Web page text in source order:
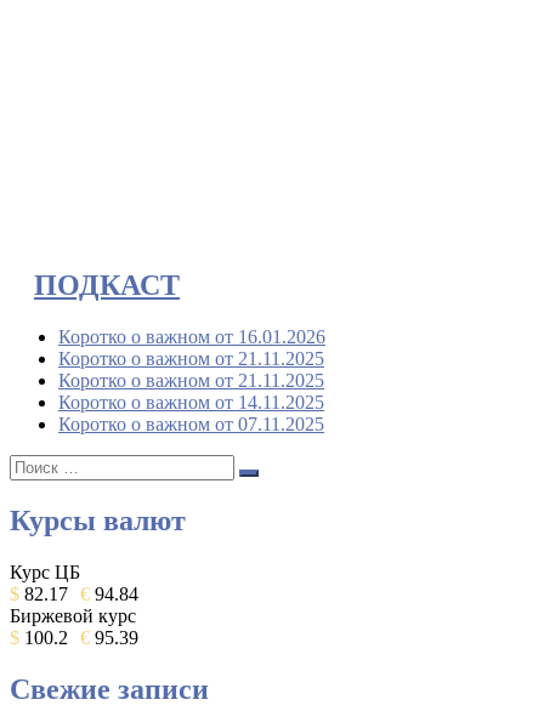
ПОДКАСТ
Коротко о важном от 16.01.2026
Коротко о важном от 21.11.2025
Коротко о важном от 21.11.2025
Коротко о важном от 14.11.2025
Коротко о важном от 07.11.2025
Поиск:
Поиск
Курсы валют
Курс ЦБ
$ 82.17 € 94.84
Биржевой курс
$ 100.2 € 95.39
Свежие записи